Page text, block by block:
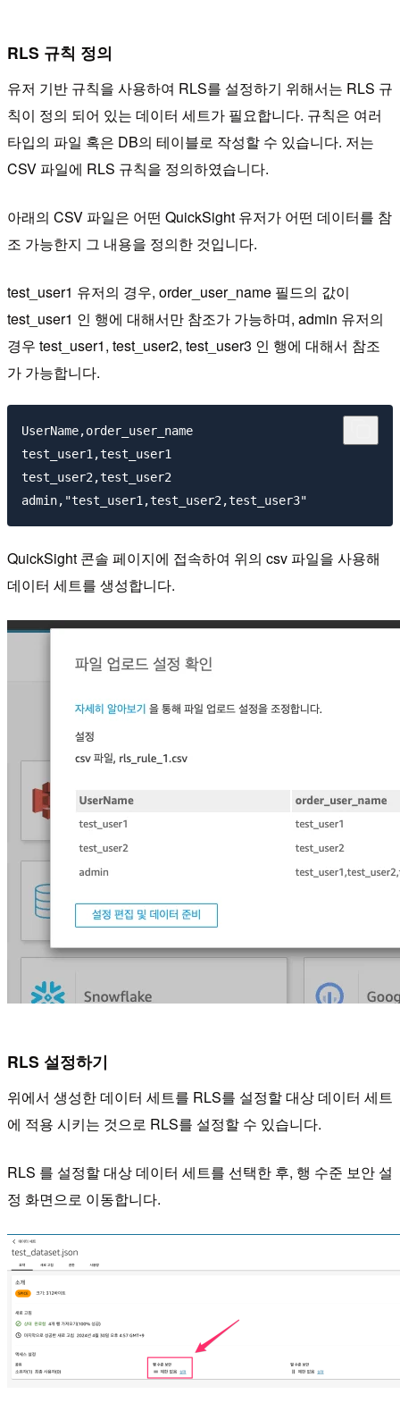
RLS 규칙 정의
유저 기반 규칙을 사용하여 RLS를 설정하기 위해서는 RLS 규
칙이 정의 되어 있는 데이터 세트가 필요합니다. 규칙은 여러
타입의 파일 혹은 DB의 테이블로 작성할 수 있습니다. 저는
CSV 파일에 RLS 규칙을 정의하였습니다.
아래의 CSV 파일은 어떤 QuickSight 유저가 어떤 데이터를 참
조 가능한지 그 내용을 정의한 것입니다.
test_user1 유저의 경우, order_user_name 필드의 값이
test_user1 인 행에 대해서만 참조가 가능하며, admin 유저의
경우 test_user1, test_user2, test_user3 인 행에 대해서 참조
가 가능합니다.
UserName,order_user_name
test_user1,test_user1
test_user2,test_user2
QuickSight 콘솔 페이지에 접속하여 위의 csv 파일을 사용해
데이터 세트를 생성합니다.
RLS 설정하기
위에서 생성한 데이터 세트를 RLS를 설정할 대상 데이터 세트
에 적용 시키는 것으로 RLS를 설정할 수 있습니다.
RLS 를 설정할 대상 데이터 세트를 선택한 후, 행 수준 보안 설
정 화면으로 이동합니다.